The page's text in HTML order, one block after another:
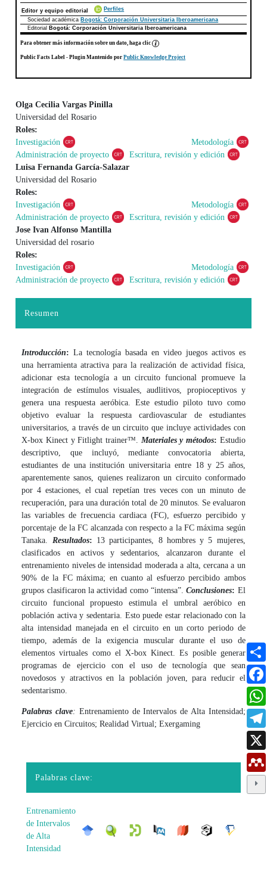
Editor y equipo editorial
Perfiles
Sociedad académica Bogotá: Corporación Universitaria Iberoamericana
Editorial
Bogotá: Corporación Universitaria Iberoamericana
Para obtener más información sobre un dato, haga clic
Public Facts Label - Plugin Mantenido porPublic Knowledge Project
Contenido principal del artículo
Olga Cecilia Vargas Pinilla
Universidad del Rosario
Roles:
Investigación
Metodología
Administración de proyecto
Escritura, revisión y edición
Luisa Fernanda García-Salazar
Universidad del Rosario
Roles:
Investigación
Metodología
Administración de proyecto
Escritura, revisión y edición
Jose Ivan Alfonso Mantilla
Universidad del rosario
Roles:
Investigación
Metodología
Administración de proyecto
Escritura, revisión y edición
Resumen
Introducción: La tecnología basada en video juegos activos es
una herramienta atractiva para la realización de actividad física,
adicionar esta tecnología a un circuito funcional promueve la
integración de estímulos visuales, audlitivos, propioceptivos y
genera una respuesta aeróbica. Este estudio piloto tuvo como
objetivo evaluar la respuesta cardiovascular de estudiantes
universitarios, a través de un circuito que incluye actividades con
X-box Kinect y Fitlight trainer™. Materiales y métodos: Estudio
descriptivo, que incluyó, mediante convocatoria abierta,
estudiantes de una institución universitaria entre 18 y 25 años,
aparentemente sanos, quienes realizaron un circuito conformado
por 4 estaciones, el cual repetían tres veces con un minuto de
recuperación, para una duración total de 20 minutos. Se evaluaron
las variables de frecuencia cardiaca (FC), esfuerzo percibido y
porcentaje de la FC alcanzada con respecto a la FC máxima según
Tanaka. Resultados: 13 participantes, 8 hombres y 5 mujeres,
clasificados en activos y sedentarios, alcanzaron durante el
entrenamiento niveles de intensidad moderada a alta, cercana a un
90% de la FC máxima; en cuanto al esfuerzo percibido ambos
grupos clasificaron la actividad como “intensa”.Conclusiones: El
circuito funcional propuesto estimula el umbral aeróbico en
población activa y sedentaria. Esto puede estar relacionado con la
alta intensidad manejada en el circuito en un corto periodo de
tiempo, además de la exigencia muscular durante el uso de
elementos virtuales como el X-box Kinect. Es posible generar
programas de ejercicio con el uso de tecnología que sean
novedosos y atractivos en la población joven, para reducir el
sedentarismo.
Palabras clave: Entrenamiento de Intervalos de Alta Intensidad;
Ejercicio en Circuitos; Realidad Virtual; Exergaming
Palabras clave:
Entrenamiento
de Intervalos
de Alta
Intensidad